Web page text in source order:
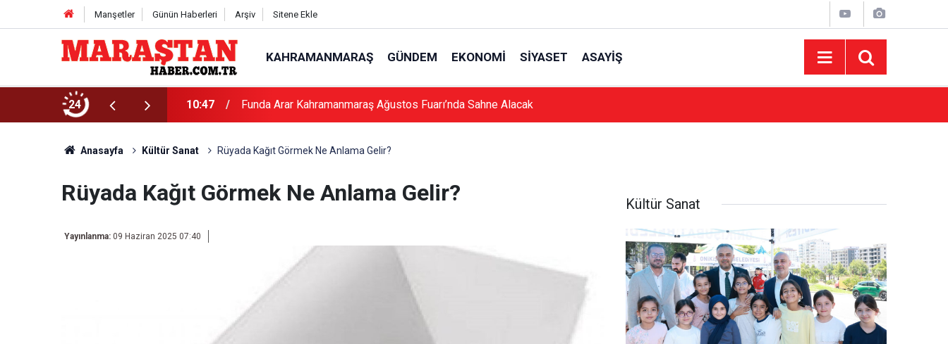
Manşetler Günün Haberleri Arşiv Sitene Ekle
KAHRAMANMARAŞ GÜNDEM EKONOMI SIYASET ASAYIŞ
24 10:47 Funda Arar Kahramanmaraş Ağustos Fuarı’nda Sahne Alacak
Anasayfa Kültür Sanat Rüyada Kağıt Görmek Ne Anlama Gelir?
Rüyada Kağıt Görmek Ne Anlama Gelir?
Yayınlanma: 09 Haziran 2025 07:40
Kültür Sanat